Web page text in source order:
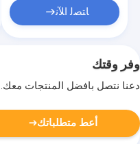
ﺎﺘﺼﻟ ﺍﻶﻧ
وفر وقتك
دعنا نتصل بأفضل المنتجات معك.
أعط متطلباتك